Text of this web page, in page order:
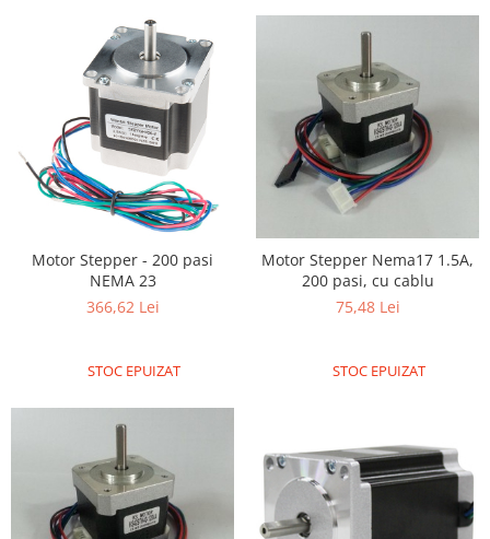
Motor Stepper - 200 pasi
NEMA 23
366,62 Lei
STOC EPUIZAT
Motor Stepper Nema17 1.5A,
200 pasi, cu cablu
75,48 Lei
STOC EPUIZAT